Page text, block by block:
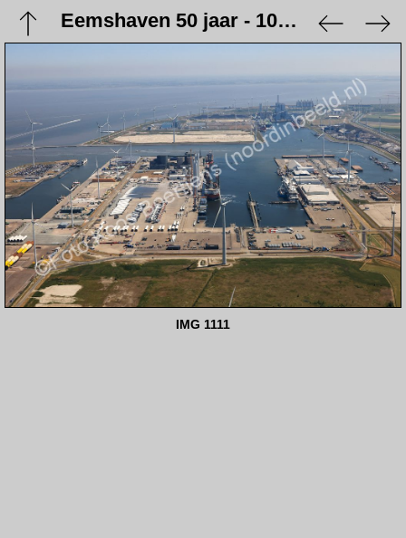
Eemshaven 50 jaar - 10 juni 2023
IMG 1111